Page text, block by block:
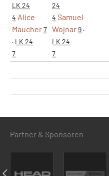
LK 24
4 Alice
Maucher7
· LK 24
7
24
4 Samuel
Wojnar9·
LK 24
7
Partner & Sponsoren